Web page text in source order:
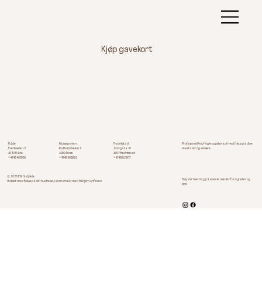
Kjøp gavekort
Råde
Everksveien 3,
1640 Råde
+4748407076
Mosseporten
Patterødveien 2
1599 Moss
+4748401991
Fredrikstad
Storgata 10
1607 Fredrikstad
+4748507677
Profesjonell hud- og kroppsterapi med fokus på dine
resultater og velvære.
© 2026 EM Hudpleie.
Utviklet med fokus på din hudhelse, i samarbeid med Vebjørn Anfinsen
Følg vår hverdag på sosiale medier for nyheter og
tips.​